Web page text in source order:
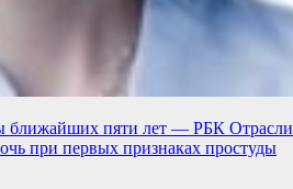
ближайших пяти лет — РБК Отрасли
при первых признаках простуды